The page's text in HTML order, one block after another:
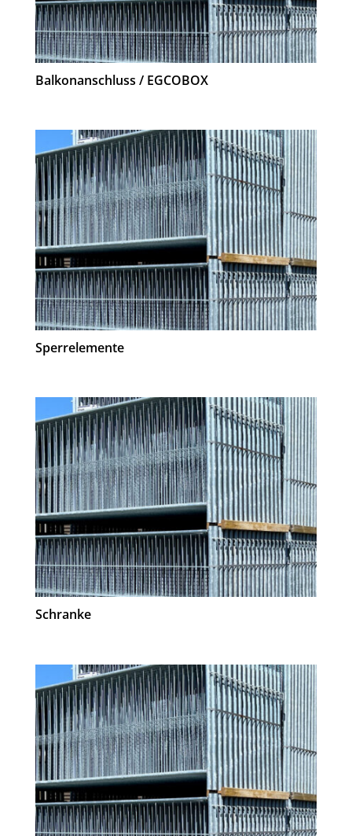
Balkonanschluss / EGCOBOX
Sperrelemente
Schranke